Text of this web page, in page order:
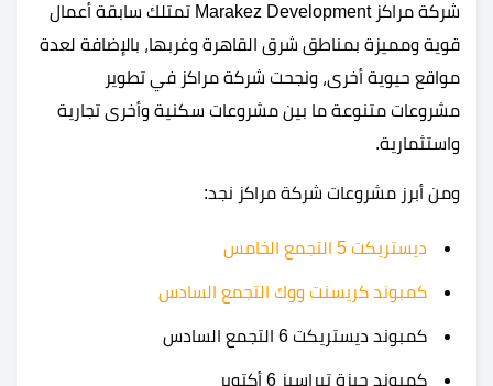
شركة مراكز Marakez Development تمتلك سابقة أعمال
قوية ومميزة بمناطق شرق القاهرة وغربها، بالإضافة لعدة
مواقع حيوية أخرى، ونجحت شركة مراكز في تطوير
مشروعات متنوعة ما بين مشروعات سكنية وأخرى تجارية
واستثمارية.
ومن أبرز مشروعات شركة مراكز نجد:
ديستريكت 5 التجمع الخامس
كمبوند كريسنت ووك التجمع السادس
كمبوند ديستريكت 6 التجمع السادس
كمبوند جيزة تيراسيز 6 أكتوبر